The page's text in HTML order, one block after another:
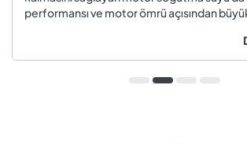
performansı ve motor ömrü açısından
değiştirilmeyen soğutma suyu; hararet,
arızaları ve yüksek onarım ma...